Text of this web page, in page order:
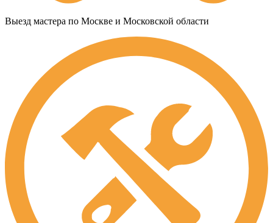
Выезд мастера по Москве и Московской области